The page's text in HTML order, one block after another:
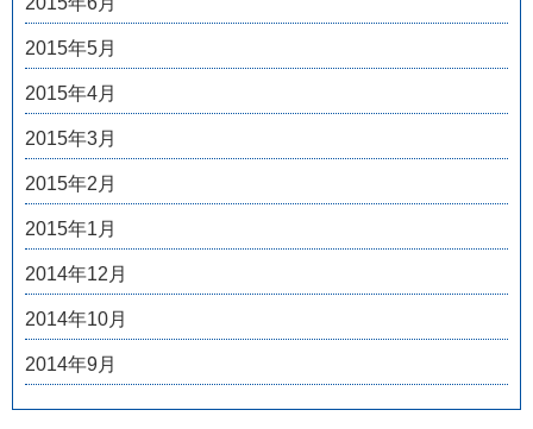
2015年5月
2015年4月
2015年3月
2015年2月
2015年1月
2014年12月
2014年10月
2014年9月